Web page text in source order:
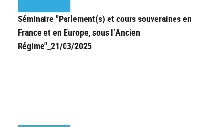
Séminaire "Parlement(s) et cours souveraines en
France et en Europe, sous l’Ancien
Régime"_21/03/2025